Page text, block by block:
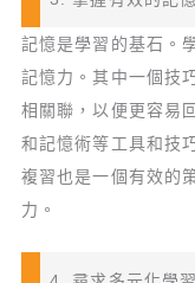
記憶是學習的基石。
記憶力。其中一個技
相關聯，以便更容易
和記憶術等工具和技
複習也是一個有效的
力。